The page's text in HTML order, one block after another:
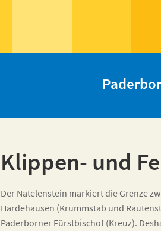
Klippen- und
Der Natelenstein markiert die Grenze
Hardehausen (Krummstab und
Paderborner Fürstbischof (Kreuz).